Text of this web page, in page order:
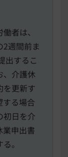
者は、
2週間前ま
出するこ
、介護休
を更新す
する場合
初日を介
業申出書
。